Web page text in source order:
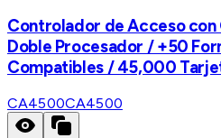
Controlador de Acceso
Doble Procesador / +50
Compatibles / 45,000
CA4500CA4500